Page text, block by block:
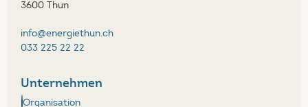
3600 Thun
info@energiethun.ch
033 225 22 22
Unternehmen
Organisation